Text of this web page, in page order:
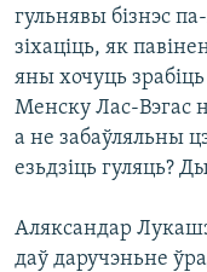
гульнявы бізнэс
зіхаціць, як
яны хочуць
Менску Лас-Вэгас
а не забаўляльны
езьдзіць гуляць?
Аляксандар
даў даручэньне